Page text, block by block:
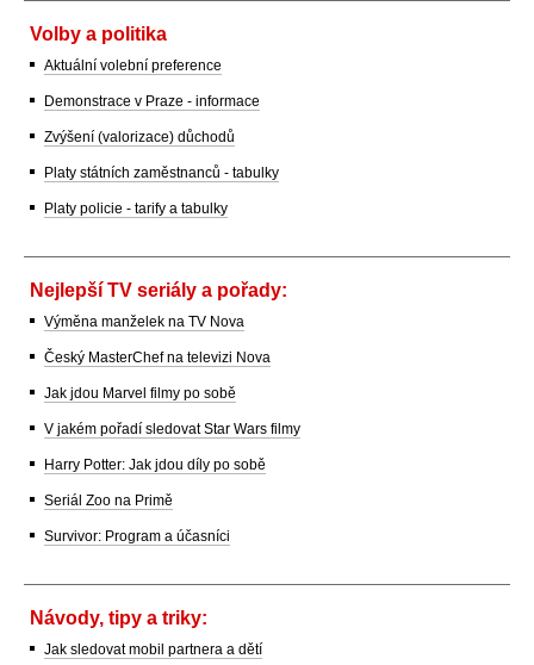
Volby a politika
Aktuální volební preference
Demonstrace v Praze - informace
Zvýšení (valorizace) důchodů
Platy státních zaměstnanců - tabulky
Platy policie - tarify a tabulky
Nejlepší TV seriály a pořady:
Výměna manželek na TV Nova
Český MasterChef na televizi Nova
Jak jdou Marvel filmy po sobě
V jakém pořadí sledovat Star Wars filmy
Harry Potter: Jak jdou díly po sobě
Seriál Zoo na Primě
Survivor: Program a účasníci
Návody, tipy a triky:
Jak sledovat mobil partnera a dětí